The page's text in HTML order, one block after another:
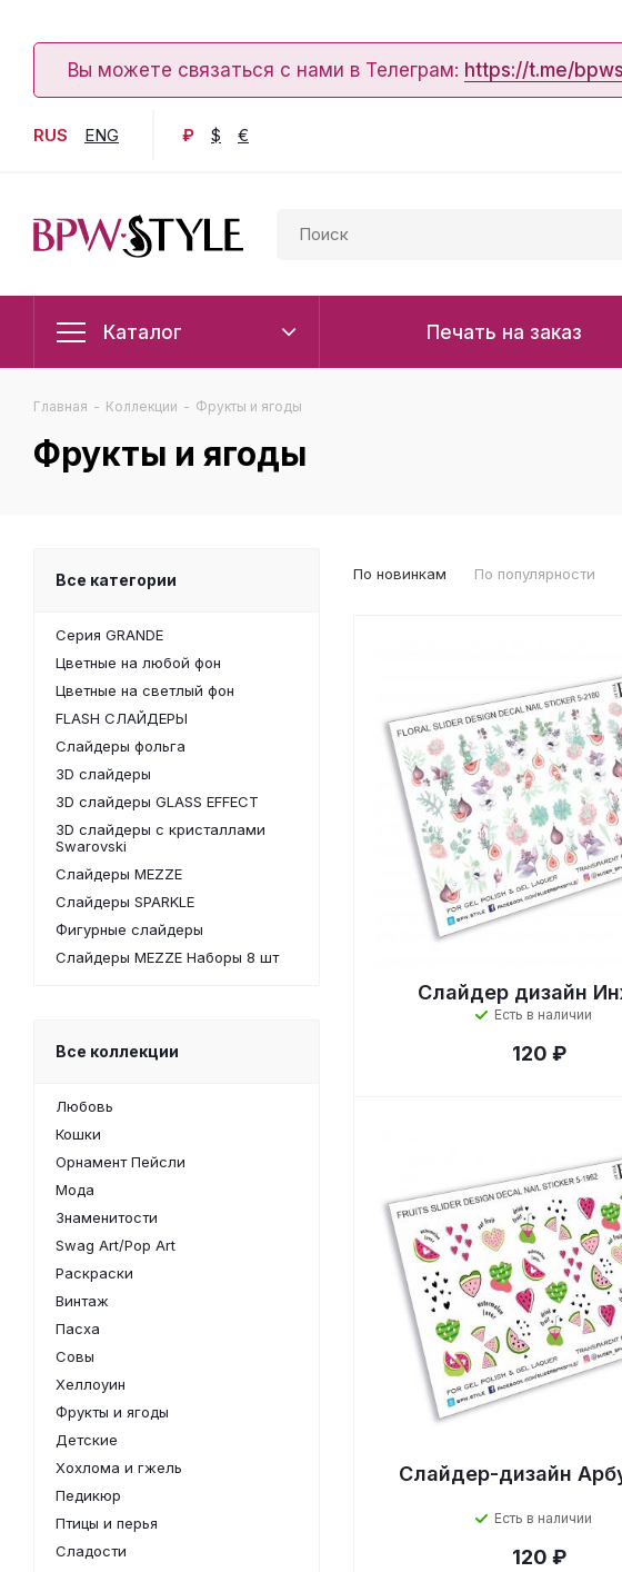
Вы можете связаться с нами в Телеграм: https://t.me/
RUS ENG ₽ $ €
Каталог Печать на заказ
Главная - Коллекции - Фрукты и ягоды
Фрукты и ягоды
По новинкам По популярности
Слайдер дизайн
Есть в наличии
120 ₽
Слайдер-дизайн
Есть в наличии
120 ₽
Все категории
Серия GRANDE
Цветные на любой фон
Цветные на светлый фон
FLASH СЛАЙДЕРЫ
Слайдеры фольга
3D слайдеры
3D слайдеры GLASS EFFECT
3D слайдеры с кристаллами
Swarovski
Слайдеры MEZZE
Слайдеры SPARKLE
Фигурные слайдеры
Слайдеры MEZZE Наборы 8 шт
Все коллекции
Любовь
Кошки
Орнамент Пейсли
Мода
Знаменитости
Swag Art/Pop Art
Раскраски
Винтаж
Пасха
Совы
Хеллоуин
Фрукты и ягоды
Детские
Хохлома и гжель
Педикюр
Птицы и перья
Сладости